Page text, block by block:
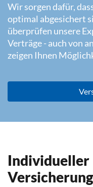
Wir sorgen dafür,
optimal abgesichert
überprüfen unsere
Verträge - auch von
zeigen Ihnen
Individueller